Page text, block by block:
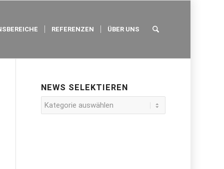
REFERENZEN ÜBER UNS
NEWS SELEKTIEREN
News
selektieren